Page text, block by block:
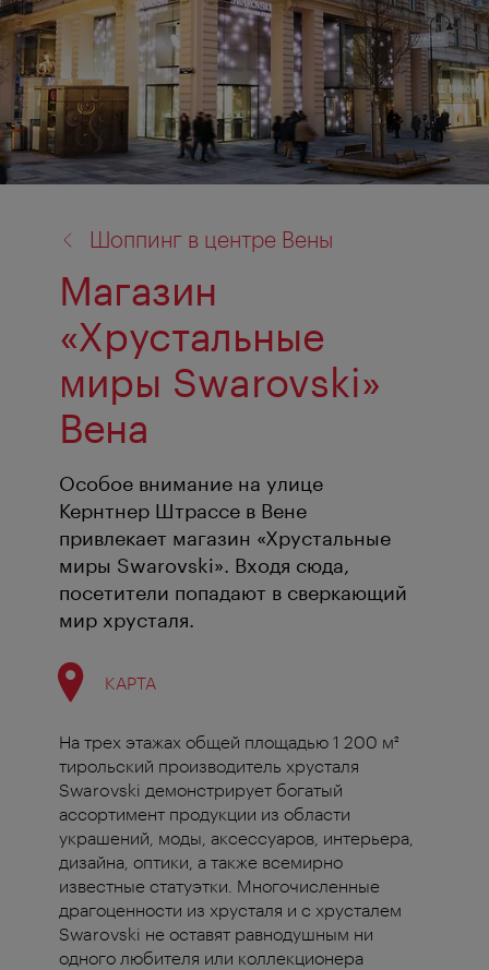
Шоппинг в центре Вены
Магазин
«Хрустальные
миры Swarovski»
Вена
Особое внимание на улице
Кернтнер Штрассе в Вене
привлекает магазин «Хрустальные
миры Swarovski». Входя сюда,
посетители попадают в сверкающий
мир хрусталя.
КАРТА
На трех этажах общей площадью 1 200 м²
тирольский производитель хрусталя
Swarovski демонстрирует богатый
ассортимент продукции из области
украшений, моды, аксессуаров, интерьера,
дизайна, оптики, а также всемирно
известные статуэтки. Многочисленные
драгоценности из хрусталя и с хрусталем
Swarovski не оставят равнодушным ни
одного любителя или коллекционера